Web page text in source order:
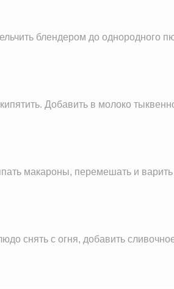
блендером до однородного
Добавить в молоко
макароны, перемешать и
снять с огня, добавить